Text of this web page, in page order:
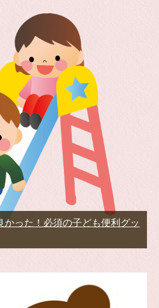
かった！必須の子ども便利グッ